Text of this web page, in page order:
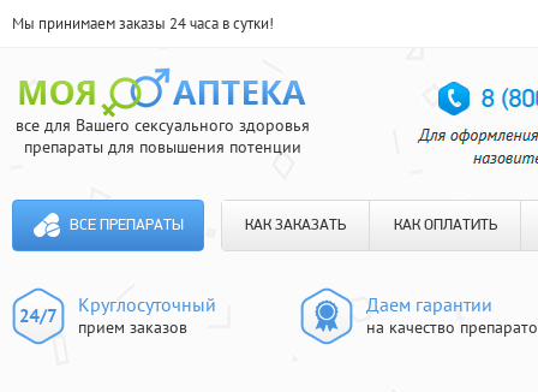
Мы принимаем заказы 24 часа в сутки!
все для Вашего сексуального здоровья
препараты для повышения потенции
ВСЕ ПРЕПАРАТЫ КАК ЗАКАЗАТЬ КАК ОПЛАТИТЬ
Круглосуточный
прием заказов
Даем гарантии
на качество